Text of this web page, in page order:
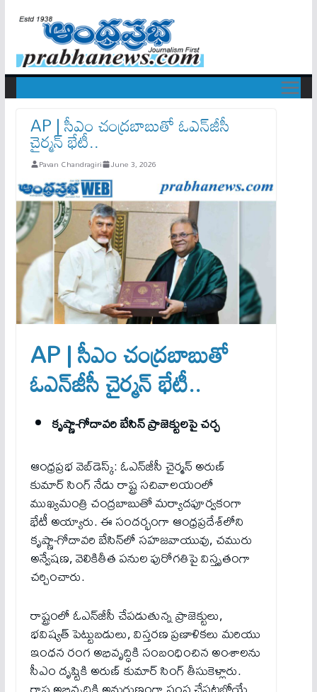
AP | సీఎం చంద్రబాబుతో ఓఎన్‌జీసీ
చైర్మన్ భేటీ..
Pavan Chandragiri June 3, 2026
AP | సీఎం చంద్రబాబుతో
ఓఎన్‌జీసీ చైర్మన్ భేటీ..
కృష్ణా-గోదావ‌రి బేసిన్ ప్రాజెక్టులపై చర్చ
ఆంధ్రప్రభ వెబ్‌డెస్క్: ఓఎన్‌జీసీ చైర్మన్ అరుణ్
కుమార్ సింగ్ నేడు రాష్ట్ర సచివాలయంలో
ముఖ్యమంత్రి చంద్ర‌బాబుతో మర్యాదపూర్వకంగా
భేటీ అయ్యారు. ఈ సందర్భంగా ఆంధ్రప్రదేశ్‌లోని
కృష్ణా-గోదావరి బేసిన్‌లో సహజవాయువు, చమురు
అన్వేషణ, వెలికితీత పనుల పురోగతిపై విస్తృతంగా
చర్చించారు.
రాష్ట్రంలో ఓఎన్‌జీసీ చేపడుతున్న ప్రాజెక్టులు,
భవిష్యత్ పెట్టుబడులు, విస్తరణ ప్రణాళికలు మరియు
ఇంధన రంగ అభివృద్ధికి సంబంధించిన అంశాలను
సీఎం దృష్టికి అరుణ్ కుమార్ సింగ్ తీసుకెళ్లారు.